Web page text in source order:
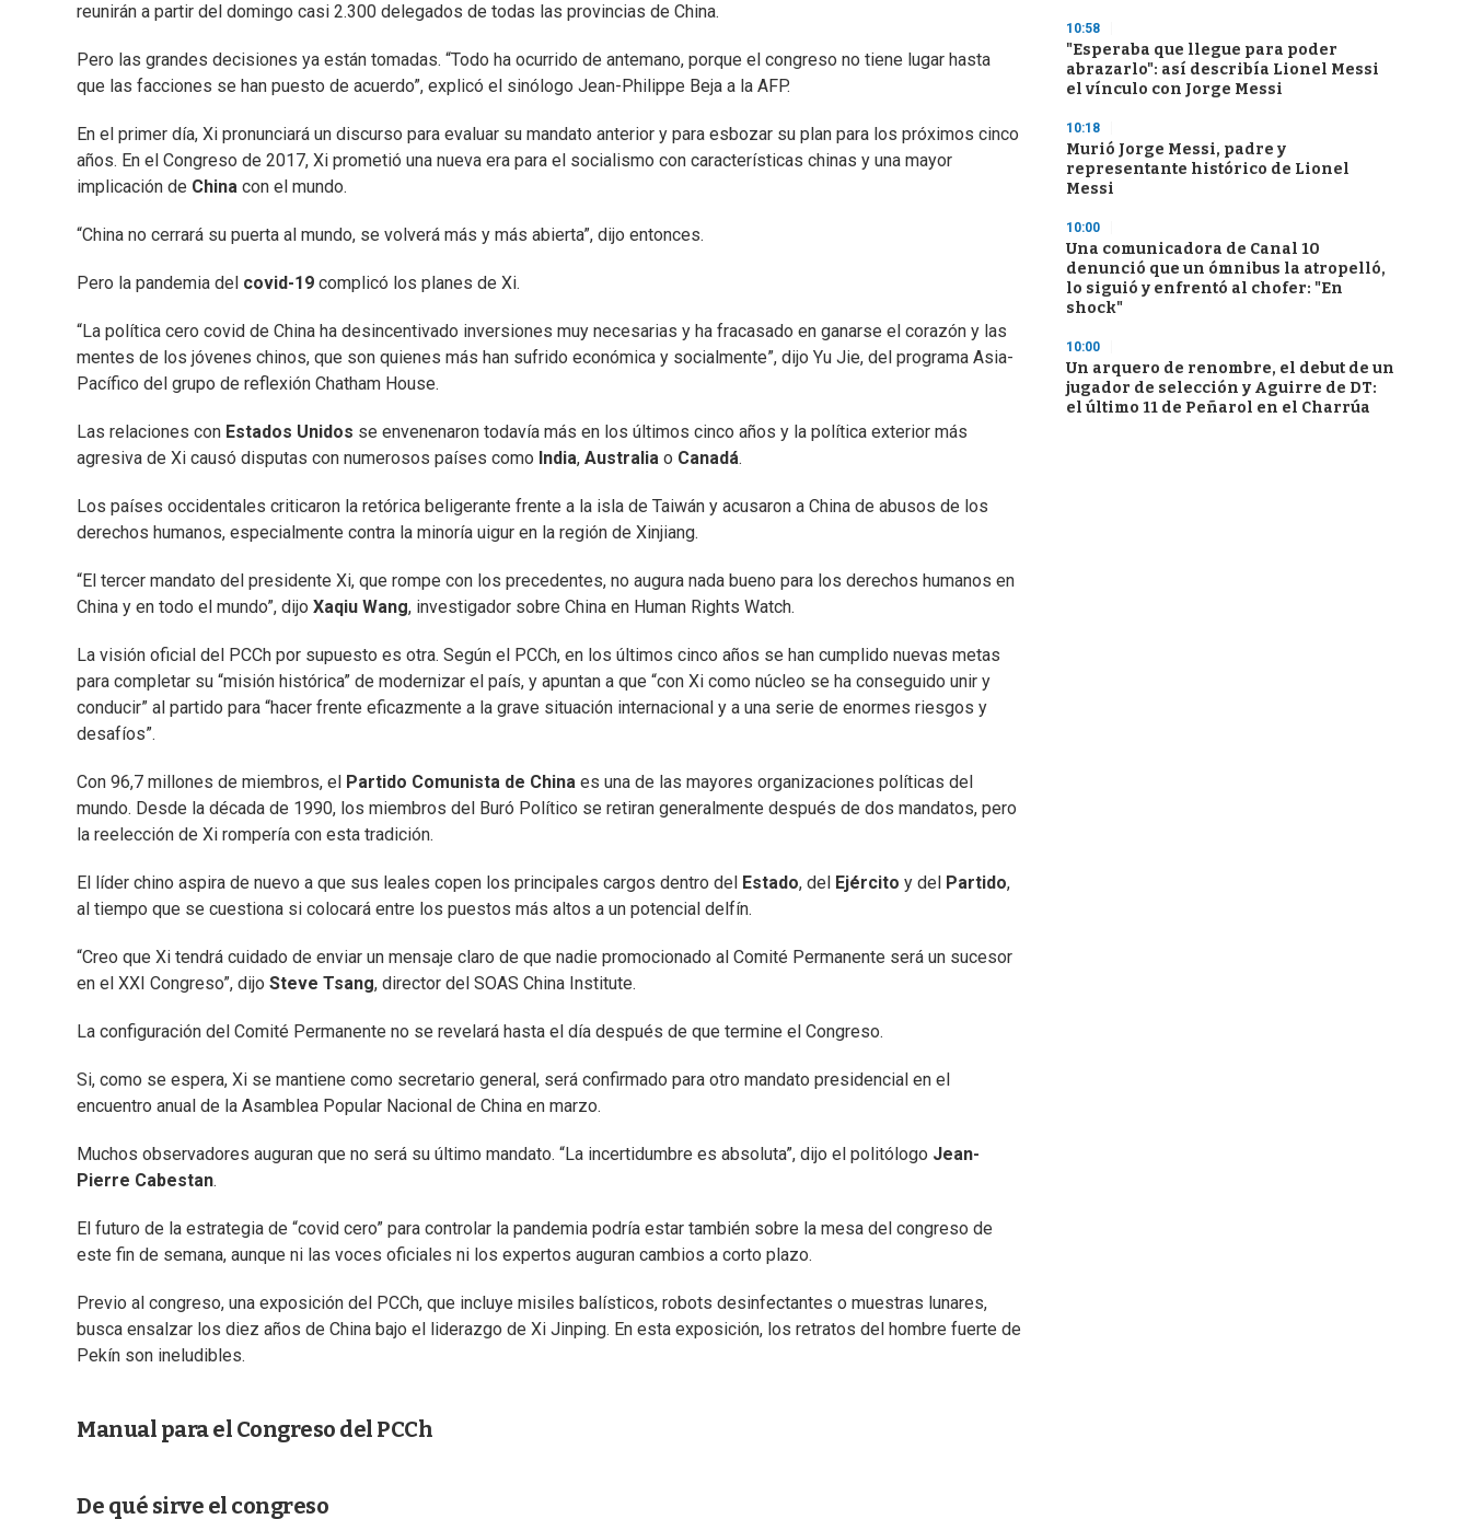
reunirán a partir del domingo casi 2.300 delegados de todas las provincias de China.
Pero las grandes decisiones ya están tomadas. “Todo ha ocurrido de antemano, porque el congreso no tiene lugar hasta
que las facciones se han puesto de acuerdo”, explicó el sinólogo Jean-Philippe Beja a la AFP.
En el primer día, Xi pronunciará un discurso para evaluar su mandato anterior y para esbozar su plan para los próximos cinco
años. En el Congreso de 2017, Xi prometió una nueva era para el socialismo con características chinas y una mayor
implicación de China con el mundo.
“China no cerrará su puerta al mundo, se volverá más y más abierta”, dijo entonces.
Pero la pandemia del covid-19 complicó los planes de Xi.
“La política cero covid de China ha desincentivado inversiones muy necesarias y ha fracasado en ganarse el corazón y las
mentes de los jóvenes chinos, que son quienes más han sufrido económica y socialmente”, dijo Yu Jie, del programa Asia-
Pacífico del grupo de reflexión Chatham House.
Las relaciones con Estados Unidos se envenenaron todavía más en los últimos cinco años y la política exterior más
agresiva de Xi causó disputas con numerosos países como India, Australia o Canadá.
Los países occidentales criticaron la retórica beligerante frente a la isla de Taiwán y acusaron a China de abusos de los
derechos humanos, especialmente contra la minoría uigur en la región de Xinjiang.
“El tercer mandato del presidente Xi, que rompe con los precedentes, no augura nada bueno para los derechos humanos en
China y en todo el mundo”, dijo Xaqiu Wang, investigador sobre China en Human Rights Watch.
La visión oficial del PCCh por supuesto es otra. Según el PCCh, en los últimos cinco años se han cumplido nuevas metas
para completar su “misión histórica” de modernizar el país, y apuntan a que “con Xi como núcleo se ha conseguido unir y
conducir” al partido para “hacer frente eficazmente a la grave situación internacional y a una serie de enormes riesgos y
desafíos”.
Con 96,7 millones de miembros, el Partido Comunista de China es una de las mayores organizaciones políticas del
mundo. Desde la década de 1990, los miembros del Buró Político se retiran generalmente después de dos mandatos, pero
la reelección de Xi rompería con esta tradición.
El líder chino aspira de nuevo a que sus leales copen los principales cargos dentro del Estado, del Ejército y del Partido,
al tiempo que se cuestiona si colocará entre los puestos más altos a un potencial delfín.
“Creo que Xi tendrá cuidado de enviar un mensaje claro de que nadie promocionado al Comité Permanente será un sucesor
en el XXI Congreso”, dijo Steve Tsang, director del SOAS China Institute.
La configuración del Comité Permanente no se revelará hasta el día después de que termine el Congreso.
Si, como se espera, Xi se mantiene como secretario general, será confirmado para otro mandato presidencial en el
encuentro anual de la Asamblea Popular Nacional de China en marzo.
Muchos observadores auguran que no será su último mandato. “La incertidumbre es absoluta”, dijo el politólogo Jean-
Pierre Cabestan.
El futuro de la estrategia de “covid cero” para controlar la pandemia podría estar también sobre la mesa del congreso de
este fin de semana, aunque ni las voces oficiales ni los expertos auguran cambios a corto plazo.
Previo al congreso, una exposición del PCCh, que incluye misiles balísticos, robots desinfectantes o muestras lunares,
busca ensalzar los diez años de China bajo el liderazgo de Xi Jinping. En esta exposición, los retratos del hombre fuerte de
Pekín son ineludibles.
Manual para el Congreso del PCCh
De qué sirve el congreso
10:58
"Esperaba que llegue para poder
abrazarlo": así describía Lionel Messi
el vínculo con Jorge Messi
10:18
Murió Jorge Messi, padre y
representante histórico de Lionel
Messi
10:00
Una comunicadora de Canal 10
denunció que un ómnibus la atropelló,
lo siguió y enfrentó al chofer: "En
shock"
10:00
Un arquero de renombre, el debut de un
jugador de selección y Aguirre de DT:
el último 11 de Peñarol en el Charrúa